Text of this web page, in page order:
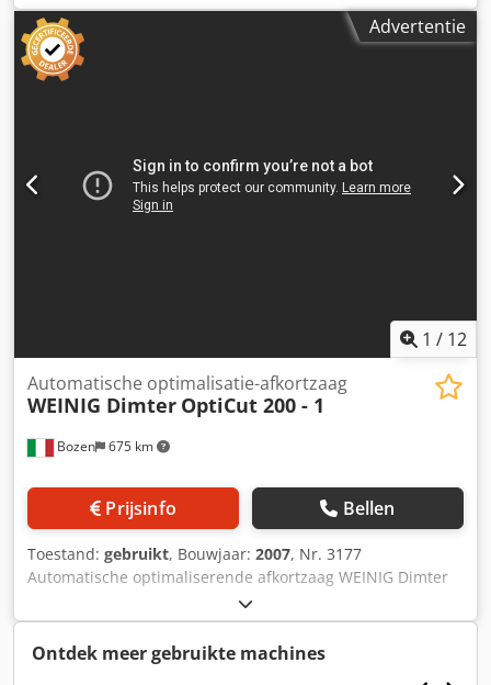
Advertentie
1 / 12
Bozen 675 km
Automatische optimalisatie-afkortzaag
WEINIG Dimter OptiCut 200 - 1
Prijsinfo Bellen
Toestand: gebruikt, Bouwjaar: 2007, Nr. 3177
Automatische optimaliserende afkortzaag WEINIG Dimter
OptiCut 200 - 1 Gebruikt, bouwjaar 2007, machine reeds
gedemonteerd Voor het afkorten van vaste lengtes Te
bewerken houtafmetingen: Invoerlengte min./max. 3000 -
5000 mm Invoerbreedte min./max. 80 - 200 mm Invoerdikte
Ontdek meer gebruikte machines